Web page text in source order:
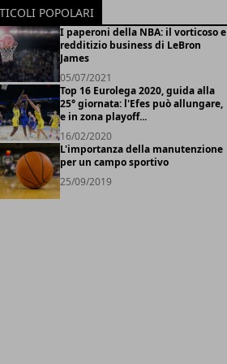
POPOLARI
I paperoni della NBA: il vorticoso e
redditizio business di LeBron
James
05/07/2021
Top 16 Eurolega 2020, guida alla
25° giornata: l'Efes può allungare,
e in zona playoff...
16/02/2020
L'importanza della manutenzione
per un campo sportivo
25/09/2019